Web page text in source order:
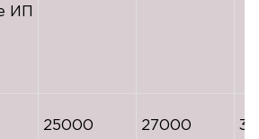
ИП
25000 27000